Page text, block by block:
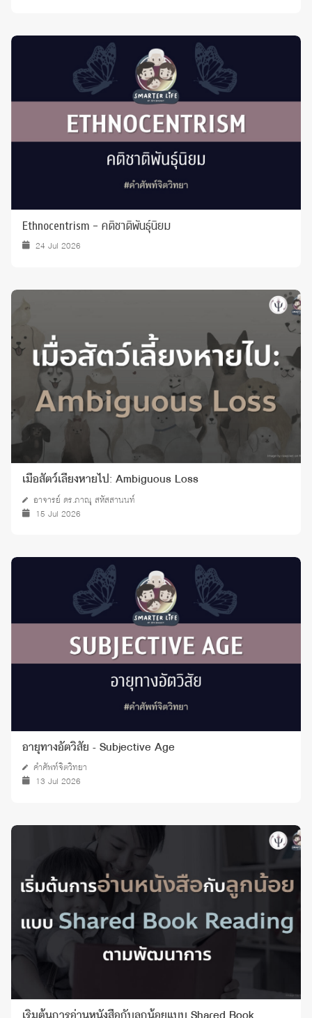
Ethnocentrism - คติชาติพันธุ์นิยม
24 Jul 2026
เมื่อสัตว์เลี้ยงหายไป: Ambiguous Loss
อาจารย์ ดร.ภาณุ สหัสสานนท์
15 Jul 2026
อายุทางอัตวิสัย - Subjective Age
คำศัพท์จิตวิทยา
13 Jul 2026